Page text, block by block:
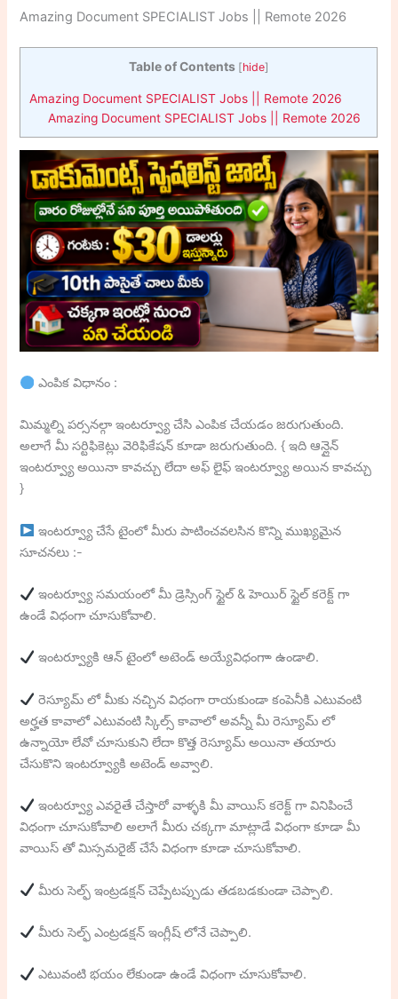
Amazing Document SPECIALIST Jobs || Remote 2026
Table of Contents [hide]
Amazing Document SPECIALIST Jobs || Remote 2026
Amazing Document SPECIALIST Jobs || Remote 2026
ఎంపిక విధానం :
మిమ్మల్ని పర్సనల్గా ఇంటర్వ్యూ చేసి ఎంపిక చేయడం జరుగుతుంది.
అలాగే మీ సర్టిఫికెట్లు వెరిఫికేషన్ కూడా జరుగుతుంది. { ఇది ఆన్లైన్
ఇంటర్వ్యూ అయినా కావచ్చు లేదా అఫ్ లైఫ్ ఇంటర్వ్యూ అయిన కావచ్చు
}
ఇంటర్వ్యూ చేసే టైంలో మీరు పాటించవలసిన కొన్ని ముఖ్యమైన
సూచనలు :-
ఇంటర్వ్యూ సమయంలో మీ డ్రెస్సింగ్ స్టైల్ & హెయిర్ స్టైల్ కరెక్ట్ గా
ఉండే విధంగా చూసుకోవాలి.
ఇంటర్వ్యూకి ఆన్ టైంలో అటెండ్ అయ్యేవిధంగాా ఉండాలి.
రెస్యూమ్ లో మీకు నచ్చిన విధంగా రాయకుండా కంపెనీకి ఎటువంటి
అర్హత కావాలో ఎటువంటి స్కిల్స్ కావాలో అవన్నీ మీ రెస్యూమ్ లో
ఉన్నాయో లేవో చూసుకుని లేదా కొత్త రెస్యూమ్ అయినా తయారు
చేసుకొని ఇంటర్వ్యూకి అటెండ్ అవ్వాలి.
ఇంటర్వ్యూ ఎవరైతే చేస్తారో వాళ్ళకి మీ వాయిస్ కరెక్ట్ గా వినిపించే
విధంగా చూసుకోవాలి అలాగే మీరు చక్కగా మాట్లాడే విధంగా కూడా మీ
వాయిస్ తో మిస్సమరైజ్ చేసే విధంగా కూడా చూసుకోవాలి.
మీరు సెల్ఫ్ ఇంట్రడక్షన్ చెప్పేటప్పుడు తడబడకుండా చెప్పాలి.
మీరు సెల్ఫ్ ఎంట్రడక్షన్ ఇంగ్లీష్ లోనే చెప్పాలి.
ఎటువంటి భయం లేకుండా ఉండే విధంగా చూసుకోవాలి.